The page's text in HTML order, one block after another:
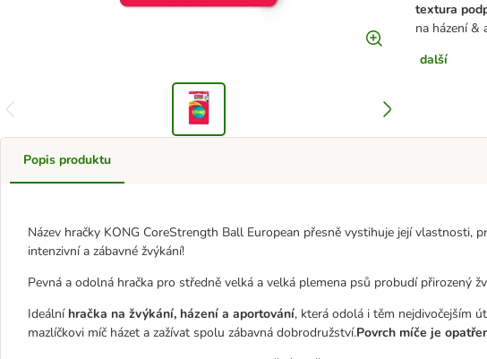
textura
na házení &
další
Popis produktu
Název hračky KONG CoreStrength Ball European přesně vystihuje její vlastnosti,
intenzivní a zábavné žvýkání!
Pevná a odolná hračka pro středně velká a velká plemena psů probudí přirozený
Ideální hračka na žvýkání, házení a aportování, která odolá i těm nejdivočejším
mazlíčkovi míč házet a zažívat spolu zábavná dobrodružství.Povrch míče je